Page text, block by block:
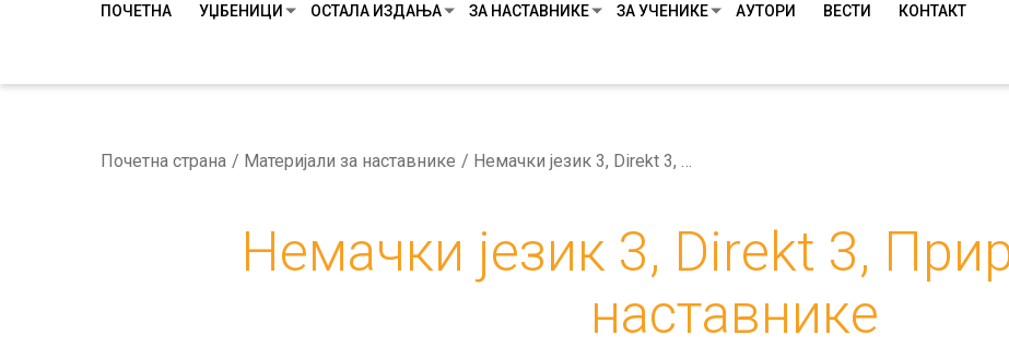
ПОЧЕТНА УЏБЕНИЦИ ОСТАЛА ИЗДАЊА ЗА НАСТАВНИКЕ ЗА УЧЕНИКЕ АУТОРИ ВЕСТИ КОНТАКТ
Почетна страна Материјали за наставнике Немачки језик 3, Direkt 3, Приручник за наставнике
Немачки језик 3, Direkt 3,
наставнике